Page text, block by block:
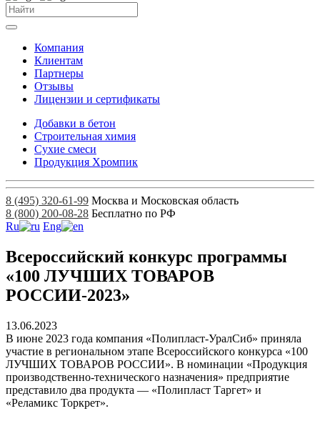
Компания
Клиентам
Партнеры
Отзывы
Лицензии и сертификаты
Добавки в бетон
Строительная химия
Сухие смеси
Продукция Хромпик
8 (495) 320-61-99 Москва и Московская область
8 (800) 200-08-28 Бесплатно по РФ
Ru
Eng
Всероссийский конкурс программы
«100 ЛУЧШИХ ТОВАРОВ
РОССИИ-2023»
13.06.2023
В июне 2023 года компания «Полипласт-УралСиб» приняла
участие в региональном этапе Всероссийского конкурса «100
ЛУЧШИХ ТОВАРОВ РОССИИ». В номинации «Продукция
производственно-технического назначения» предприятие
представило два продукта — «Полипласт Таргет» и
«Реламикс Торкрет».